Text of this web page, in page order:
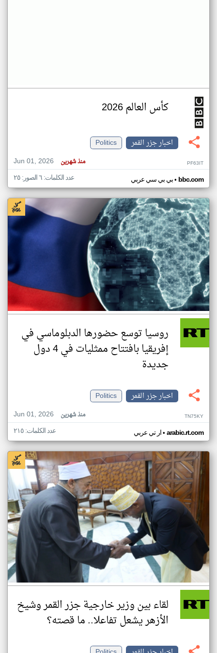
كأس العالم 2026
اخبار جزر القمر
Politics
Jun 01, 2026
منذ شهرين PF63IT
بي بي سي عربي• bbc.com عدد الكلمات: ٦ الصور: ٢٥
روسيا توسع حضورها الدبلوماسي في
إفريقيا بافتتاح ممثليات في 4 دول
جديدة
اخبار جزر القمر
Politics
Jun 01, 2026
منذ شهرين TN75KY
ار تي عربي• arabic.rt.com عدد الكلمات: ٢١٥
لقاء بين وزير خارجية جزر القمر وشيخ
الأزهر يشعل تفاعلا.. ما قصته؟